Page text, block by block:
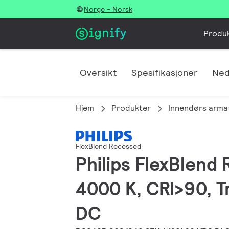
Norge - Norsk
Oversikt Spesifikasjoner
Hjem Produkter Innendørs
FlexBlend Recessed
Philips FlexBlend
4000 K, CRI>90,
DC